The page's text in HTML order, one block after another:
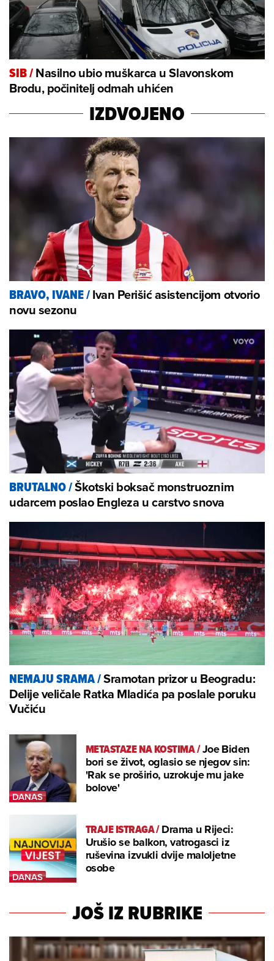
SIB/Nasilno ubio muškarca u Slavonskom
Brodu, počinitelj odmah uhićen
IZDVOJENO
BRAVO, IVANE/Ivan Perišić asistencijom otvorio
novu sezonu
BRUTALNO/Škotski boksač monstruoznim
udarcem poslao Engleza u carstvo snova
NEMAJU SRAMA/Sramotan prizor u Beogradu:
Delije veličale Ratka Mladića pa poslale poruku
Vučiću
METASTAZE NA KOSTIMA/Joe Biden
bori se život, oglasio se njegov sin:
'Rak se proširio, uzrokuje mu jake
bolove'
TRAJE ISTRAGA/Drama u Rijeci:
Urušio se balkon, vatrogasci iz
ruševina izvukli dvije maloljetne
osobe
JOŠ IZ RUBRIKE